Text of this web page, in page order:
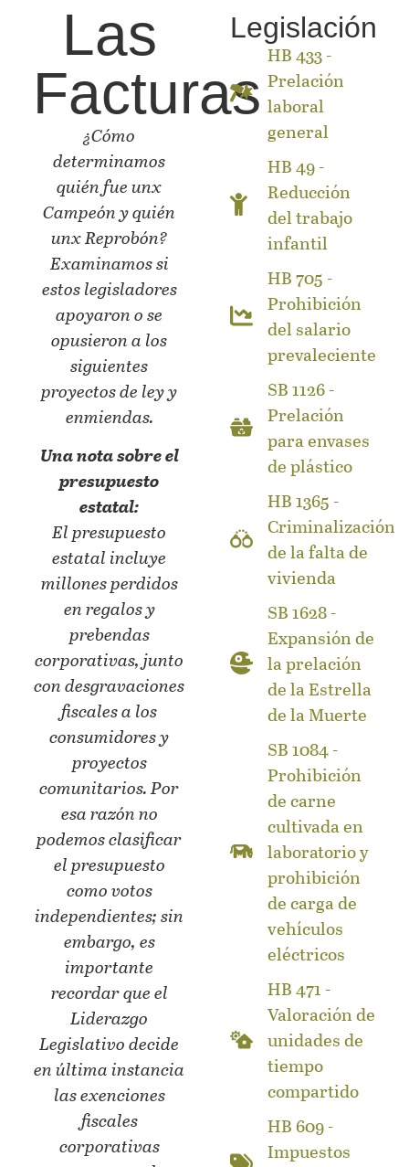
Las
Facturas
¿Cómo
determinamos
quién fue unx
Campeón y quién
unx Reprobón?
Examinamos si
estos legisladores
apoyaron o se
opusieron a los
siguientes
proyectos de ley y
enmiendas.
Una nota sobre el
presupuesto
estatal:
El presupuesto
estatal incluye
millones perdidos
en regalos y
prebendas
corporativas, junto
con desgravaciones
fiscales a los
consumidores y
proyectos
comunitarios. Por
esa razón no
podemos clasificar
el presupuesto
como votos
independientes; sin
embargo, es
importante
recordar que el
Liderazgo
Legislativo decide
en última instancia
las exenciones
fiscales
corporativas
Legislación
HB 433 -
Prelación
laboral
general
HB 49 -
Reducción
del trabajo
infantil
HB 705 -
Prohibición
del salario
prevaleciente
SB 1126 -
Prelación
para envases
de plástico
HB 1365 -
Criminalización
de la falta de
vivienda
SB 1628 -
Expansión de
la prelación
de la Estrella
de la Muerte
SB 1084 -
Prohibición
de carne
cultivada en
laboratorio y
prohibición
de carga de
vehículos
eléctricos
HB 471 -
Valoración de
unidades de
tiempo
compartido
HB 609 -
Impuestos